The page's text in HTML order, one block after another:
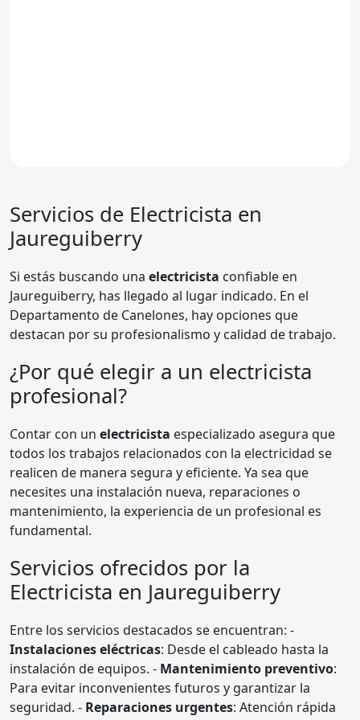
Servicios de Electricista en
Jaureguiberry
Si estás buscando una electricista confiable en
Jaureguiberry, has llegado al lugar indicado. En el
Departamento de Canelones, hay opciones que
destacan por su profesionalismo y calidad de trabajo.
¿Por qué elegir a un electricista
profesional?
Contar con un electricista especializado asegura que
todos los trabajos relacionados con la electricidad se
realicen de manera segura y eficiente. Ya sea que
necesites una instalación nueva, reparaciones o
mantenimiento, la experiencia de un profesional es
fundamental.
Servicios ofrecidos por la
Electricista en Jaureguiberry
Entre los servicios destacados se encuentran: -
Instalaciones eléctricas: Desde el cableado hasta la
instalación de equipos. - Mantenimiento preventivo:
Para evitar inconvenientes futuros y garantizar la
seguridad. - Reparaciones urgentes: Atención rápida